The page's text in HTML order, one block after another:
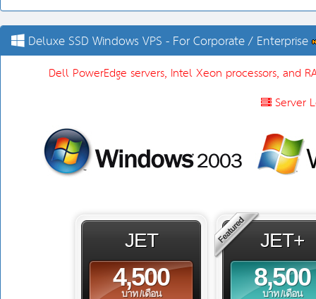
Deluxe SSD Windows VPS - For Corporate / Enterprise
Dell PowerEdge servers, Intel Xeon processors, and
Server